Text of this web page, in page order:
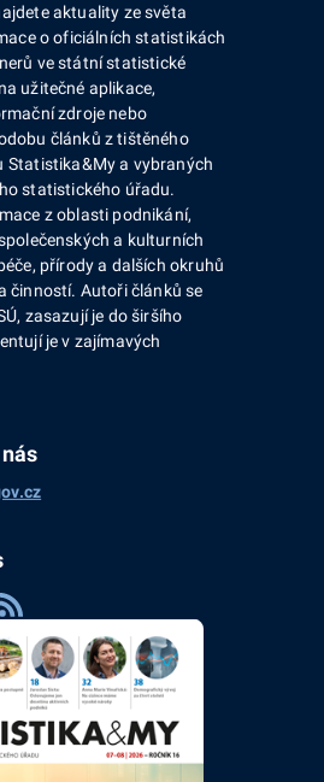
aktuality ze světa
o oficiálních statistikách
ve státní statistické
užitečné aplikace,
zdroje nebo
článků z tištěného
Statistika&My a vybraných
statistického úřadu.
z oblasti podnikání,
a kulturních
přírody a dalších okruhů
činností. Autoři článků se
zasazují je do širšího
je v zajímavých